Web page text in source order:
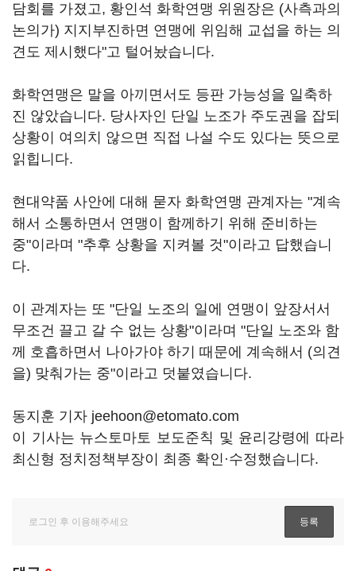
담회를 가졌고, 황인석 화학연맹 위원장은 (사측과의
논의가) 지지부진하면 연맹에 위임해 교섭을 하는 의
견도 제시했다"고 털어놨습니다.
화학연맹은 말을 아끼면서도 등판 가능성을 일축하
진 않았습니다. 당사자인 단일 노조가 주도권을 잡되
상황이 여의치 않으면 직접 나설 수도 있다는 뜻으로
읽힙니다.
현대약품 사안에 대해 묻자 화학연맹 관계자는 "계속
해서 소통하면서 연맹이 함께하기 위해 준비하는
중"이라며 "추후 상황을 지켜볼 것"이라고 답했습니
다.
이 관계자는 또 "단일 노조의 일에 연맹이 앞장서서
무조건 끌고 갈 수 없는 상황"이라며 "단일 노조와 함
께 호흡하면서 나아가야 하기 때문에 계속해서 (의견
을) 맞춰가는 중"이라고 덧붙였습니다.
동지훈 기자 jeehoon@etomato.com
이 기사는 뉴스토마토 보도준칙 및 윤리강령에 따라
최신형 정치정책부장이 최종 확인·수정했습니다.